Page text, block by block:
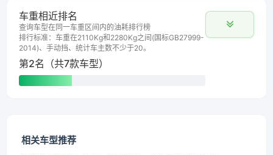
车重相近排名
查询车型在同一车重区间内的油耗排行榜
排行标准：车重在2110Kg和2280Kg之间(国标GB27999-
2014)、手动挡、统计车主数不少于20。
第2名（共7款车型）
相关车型推荐